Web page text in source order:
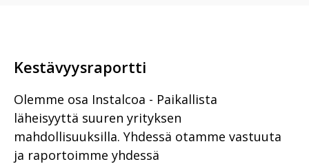
Kestävyysraportti
Olemme osa Instalcoa - Paikallista
läheisyyttä suuren yrityksen
mahdollisuuksilla. Yhdessä otamme vastuuta
ja raportoimme yhdessä